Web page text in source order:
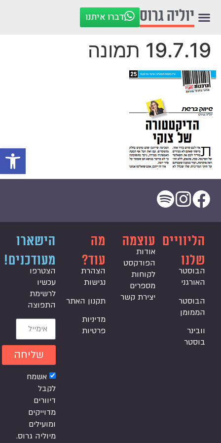
פתח
יוליה גרוס דברו איתנו
19.7.19 תמונה
הליוויים
שלנו
הבוסטר
האורגני
הבוסטר
הממומן
וובינר
בוסטר
עוצמה
אודות
הפודקסט
לקוחות
מספרים
יצירת קשר
מה
עוד?
הצהרת
נגישות
תקנון האתר
מדיניות
פרטיות
הישארו
מעודכנים!
הצטרפו
עכשיו
לרשימת
התפוצה
אשמח
לקבל
דיוורים
מדוייקים
ומועילים
מיוליה גרוס.
שליחה